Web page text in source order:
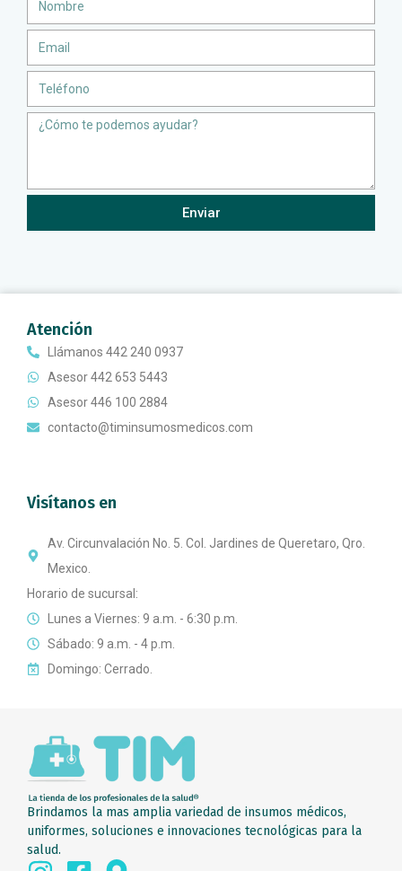
Message
Enviar
Atención
Llámanos 442 240 0937
Asesor 442 653 5443
Asesor 446 100 2884
contacto@timinsumosmedicos.com
Visítanos en
Av. Circunvalación No. 5. Col. Jardines de Queretaro, Qro.
Mexico.
Horario de sucursal:
Lunes a Viernes: 9 a.m. - 6:30 p.m.
Sábado: 9 a.m. - 4 p.m.
Domingo: Cerrado.
Brindamos la mas amplia variedad de insumos médicos,
uniformes, soluciones e innovaciones tecnológicas para la
salud.